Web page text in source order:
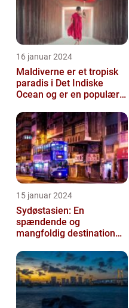
16 januar 2024
Maldiverne er et tropisk
paradis i Det Indiske
Ocean og er en populær
og ev...
15 januar 2024
Sydøstasien: En
spændende og
mangfoldig destination
rejsende